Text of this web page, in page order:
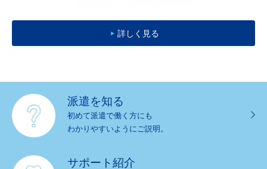
詳しく見る
派遣を知る
初めて派遣で働く方にも
わかりやすいようにご説明。
サポート紹介